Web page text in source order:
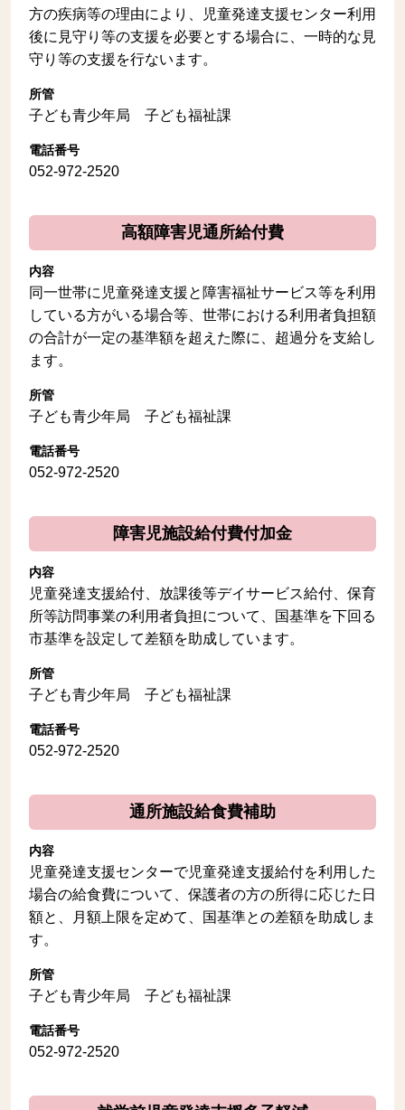
方の疾病等の理由により、児童発達支援センター利用
後に見守り等の支援を必要とする場合に、一時的な見
守り等の支援を行ないます。
所管
子ども青少年局 子ども福祉課
電話番号
052-972-2520
高額障害児通所給付費
内容
同一世帯に児童発達支援と障害福祉サービス等を利用
している方がいる場合等、世帯における利用者負担額
の合計が一定の基準額を超えた際に、超過分を支給し
ます。
所管
子ども青少年局 子ども福祉課
電話番号
052-972-2520
障害児施設給付費付加金
内容
児童発達支援給付、放課後等デイサービス給付、保育
所等訪問事業の利用者負担について、国基準を下回る
市基準を設定して差額を助成しています。
所管
子ども青少年局 子ども福祉課
電話番号
052-972-2520
通所施設給食費補助
内容
児童発達支援センターで児童発達支援給付を利用した
場合の給食費について、保護者の方の所得に応じた日
額と、月額上限を定めて、国基準との差額を助成しま
す。
所管
子ども青少年局 子ども福祉課
電話番号
052-972-2520